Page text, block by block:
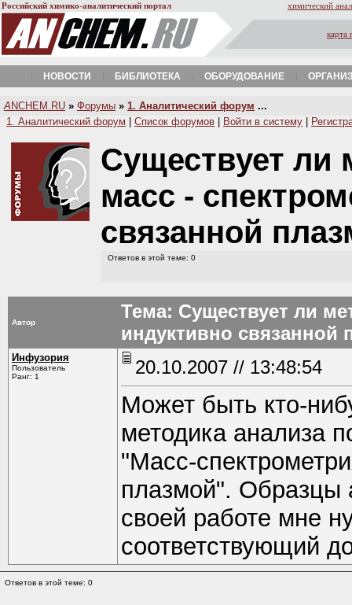
Российский химико-аналитический портал химический
карта
НОВОСТИ БИБЛИОТЕКА ОБОРУДОВАНИЕ
A NCHEM.RU » Форумы » 1. Аналитический форум ...
1. Аналитический форум
Список форумов Войти в систему
Существует ли
масс -
связанной
Ответов в этой теме: 0
Автор
Тема: Существует ли
индуктивно связанной
Инфузория
Пользователь
Ранг: 1
20.10.2007 // 13:48:54
Может быть кто-
методика анализа
"Масс-
плазмой". Образцы
своей работе мне
соответствующий
Ответов в этой теме: 0